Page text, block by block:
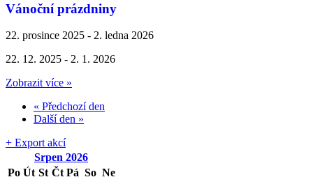
Vánoční prázdniny
22. prosince 2025 - 2. ledna 2026
22. 12. 2025 - 2. 1. 2026
Zobrazit více »
« Předchozí den
Další den »
+ Export akcí
Srpen 2026
Po Út St Čt Pá So Ne